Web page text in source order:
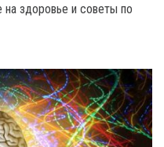
на здоровье и советы по